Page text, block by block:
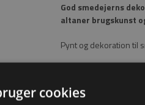
God smedejerns
altaner brugskunst
Pynt og dekoration til
cookies